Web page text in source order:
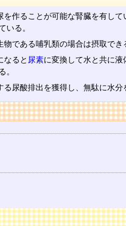
を作ることが可能な腎臓を有し
いる。
である哺乳類の場合は摂取で
なると 尿素に変換して水と共に
。
る尿酸排出を獲得し、無駄に水